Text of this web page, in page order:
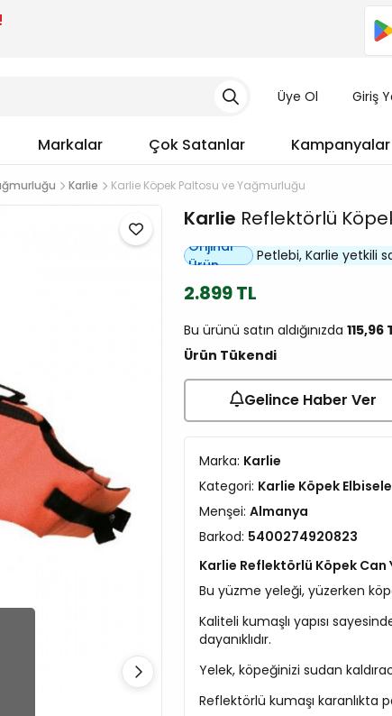
Üye Ol Giriş
Markalar Çok Satanlar Kampanyalar
Karlie Karlie Köpek Paltosu ve Yağmurluğu
Karlie Reflektörlü
Orijinal
Ürün
Petlebi, Karlie yetkili
2.899 TL
Bu ürünü satın aldığınızda
Ürün Tükendi
Gelince Haber Ver
Marka: Karlie
Kategori: Karlie Köpek
Menşei: Almanya
Barkod: 5400274920823
Karlie Reflektörlü Köpek Can
Bu yüzme yeleği, yüzerken
Kaliteli kumaşlı yapısı
dayanıklıdır.
Yelek, köpeğinizi sudan
Reflektörlü kumaşı karanlıkta